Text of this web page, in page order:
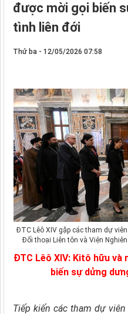
được mời gọi biến
tình liên đới
Thứ ba - 12/05/2026 07:58
ĐTC Lêô XIV gặp các tham dự
Đối thoại Liên tôn và Viện
ĐTC Lêô XIV: Kitô hữu
biến sự dửng
Tiếp kiến các tham dự